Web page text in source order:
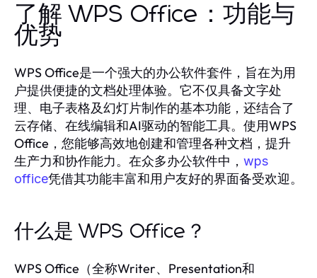
了解 WPS Office：功能与
优势
WPS Office是一个强大的办公软件套件，旨在为用
户提供便捷的文档处理体验。它不仅具备文字处
理、电子表格及幻灯片制作的基本功能，还结合了
云存储、在线编辑和AI驱动的智能工具。使用WPS
Office，您能够高效地创建和管理各种文档，提升
生产力和协作能力。在众多办公软件中， wps
office凭借其功能丰富和用户友好的界面备受欢迎。
什么是 WPS Office？
WPS Office（全称Writer、Presentation和